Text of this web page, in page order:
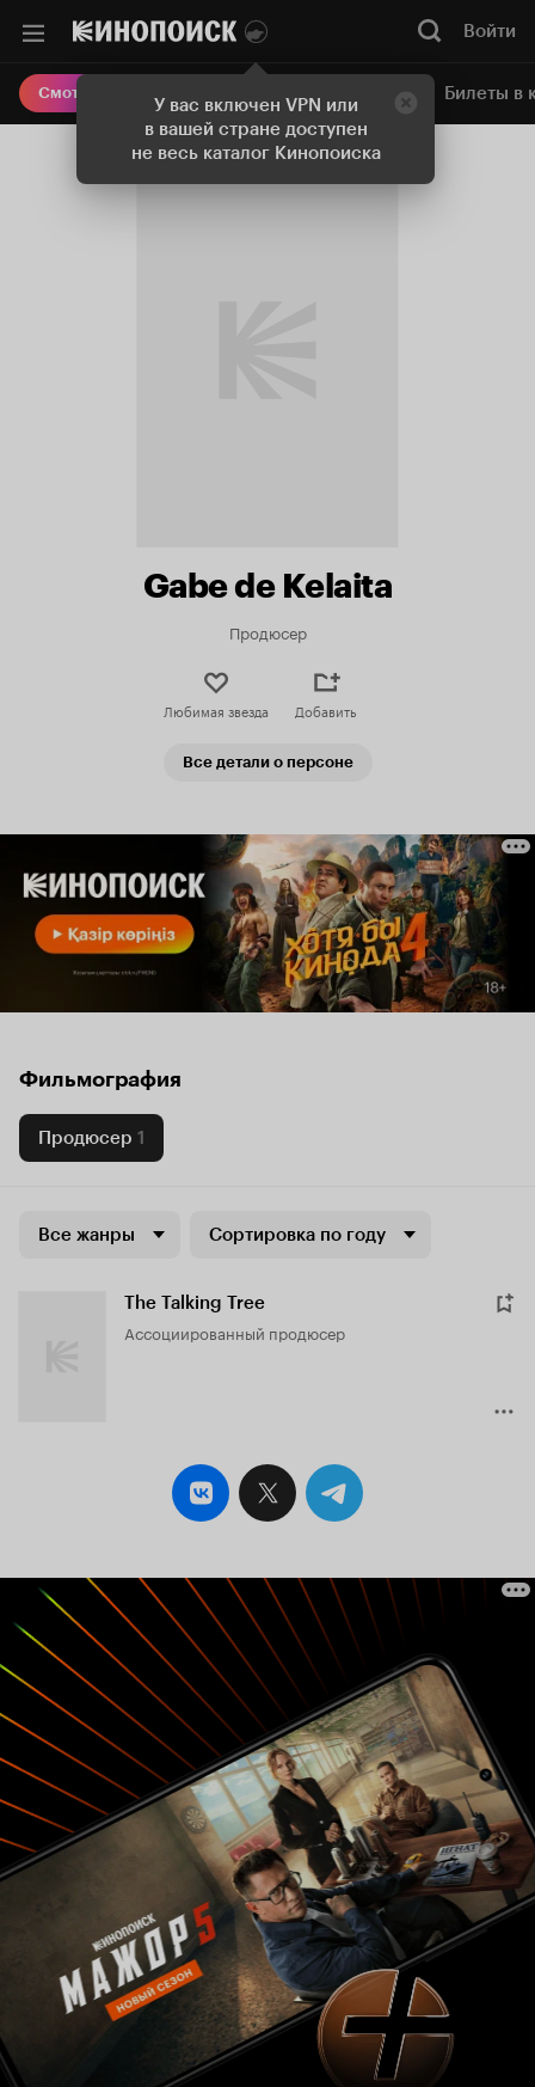
У вас включен VPN или
в вашей стране доступен
не весь каталог Кинопоиска
Войти
Смотреть кино Онлайн-кинотеатр Билеты в
Gabe de Kelaita
Продюсер
Любимая звезда Добавить
Все детали о персоне
Фильмография
Продюсер 1
Все жанры Сортировка по году
The Talking Tree
ассоциированный продюсер